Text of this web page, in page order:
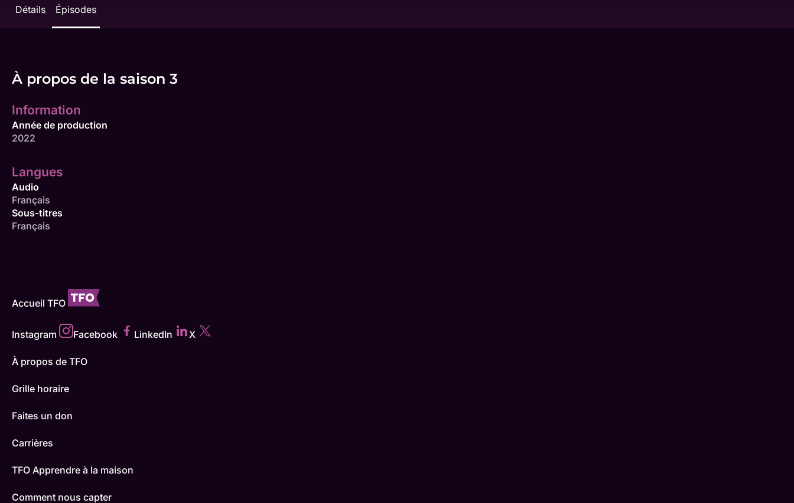
Détails Épisodes
À propos de la saison 3
Information
Année de production
2022
Langues
Audio
Français
Sous-titres
Français
Accueil TFO
Instagram Facebook LinkedIn X
À propos de TFO
Grille horaire
Faites un don
Carrières
TFO Apprendre à la maison
Comment nous capter